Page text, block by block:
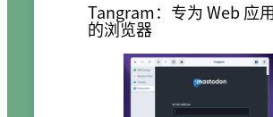
Tangram：专为 Web 应
的浏览器